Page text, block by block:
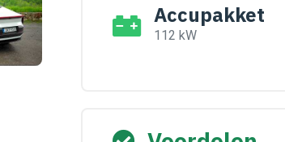
Accupakket
112 kW